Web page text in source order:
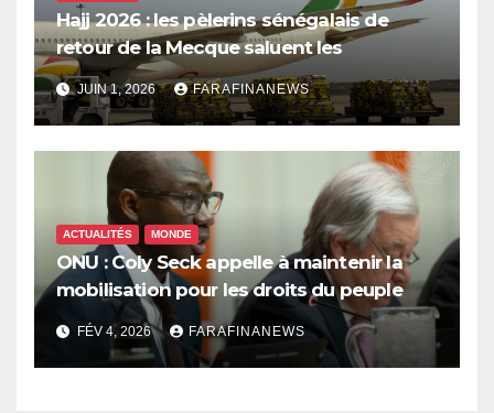
Hajj 2026 : les pèlerins sénégalais de
retour de la Mecque saluent les
innovations d’Air Sénégal SA
JUIN 1, 2026 FARAFINANEWS
ACTUALITÉS MONDE
ONU : Coly Seck appelle à maintenir la
mobilisation pour les droits du peuple
palestinien
FÉV 4, 2026 FARAFINANEWS